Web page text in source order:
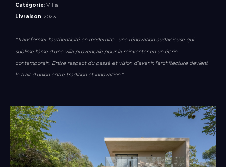
Catégorie: Villa
Livraison: 2023
"Transformer l’authenticité en modernité : une rénovation audacieuse qui
sublime l’âme d’une villa provençale pour la réinventer en un écrin
contemporain. Entre respect du passé et vision d’avenir, l’architecture devient
le trait d’union entre tradition et innovation."